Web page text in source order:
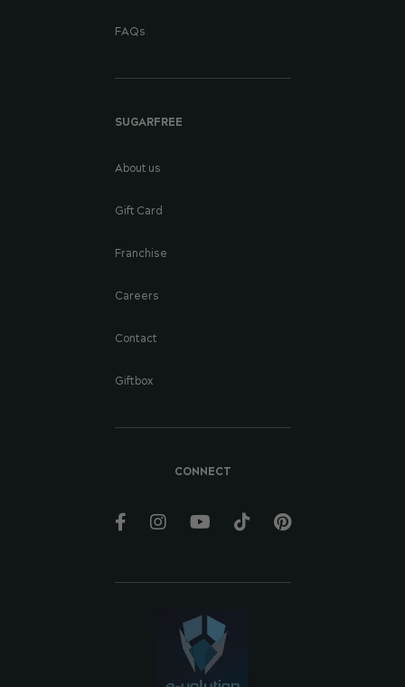
FAQs
SUGARFREE
About us
Gift Card
Franchise
Careers
Contact
Giftbox
CONNECT